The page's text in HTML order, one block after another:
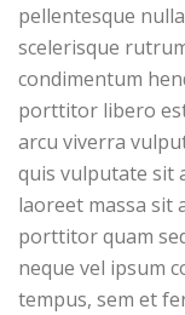
pellentesque
scelerisque
condimentum
porttitor libero
arcu viverra
quis vulputate sit
laoreet massa sit
porttitor quam
neque vel ipsum
tempus, sem et